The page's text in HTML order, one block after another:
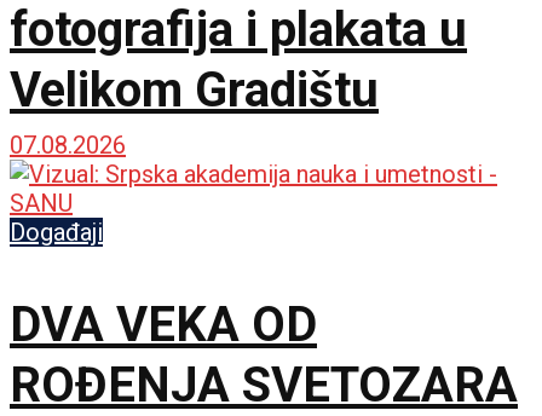
fotografija i plakata u
Velikom Gradištu
07.08.2026
Događaji
DVA VEKA OD
ROĐENJA SVETOZARA